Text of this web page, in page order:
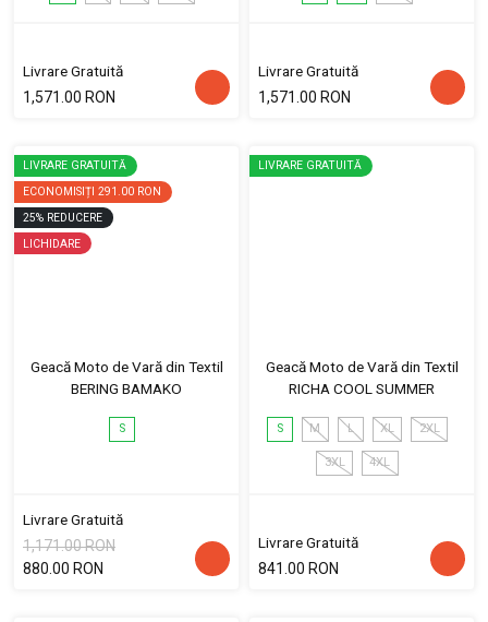
Livrare Gratuită
1,571.00 RON
Livrare Gratuită
1,571.00 RON
LIVRARE GRATUITĂ
ECONOMISIȚI 291.00 RON
25% REDUCERE
LICHIDARE
Geacă Moto de Vară din Textil
BERING BAMAKO
S
Livrare Gratuită
1,171.00 RON
880.00 RON
LIVRARE GRATUITĂ
Geacă Moto de Vară din Textil
RICHA COOL SUMMER
S M L XL 2XL
3XL 4XL
Livrare Gratuită
841.00 RON